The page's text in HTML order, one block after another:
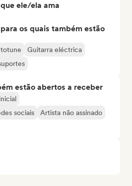
ele/ela ama
os quais também estão
Guitarra eléctrica
estão abertos a receber
sociais
Artista não assinado